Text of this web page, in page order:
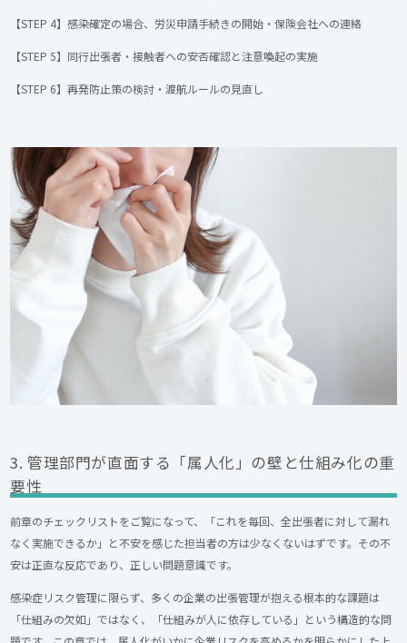
【STEP 4】感染確定の場合、労災申請手続きの開始・保険会社への連絡
【STEP 5】同行出張者・接触者への安否確認と注意喚起の実施
【STEP 6】再発防止策の検討・渡航ルールの見直し
3. 管理部門が直面する「属人化」の壁と仕組み化の重
要性
前章のチェックリストをご覧になって、「これを毎回、全出張者に対して漏れ
なく実施できるか」と不安を感じた担当者の方は少なくないはずです。その不
安は正直な反応であり、正しい問題意識です。
感染症リスク管理に限らず、多くの企業の出張管理が抱える根本的な課題は
「仕組みの欠如」ではなく、「仕組みが人に依存している」という構造的な問